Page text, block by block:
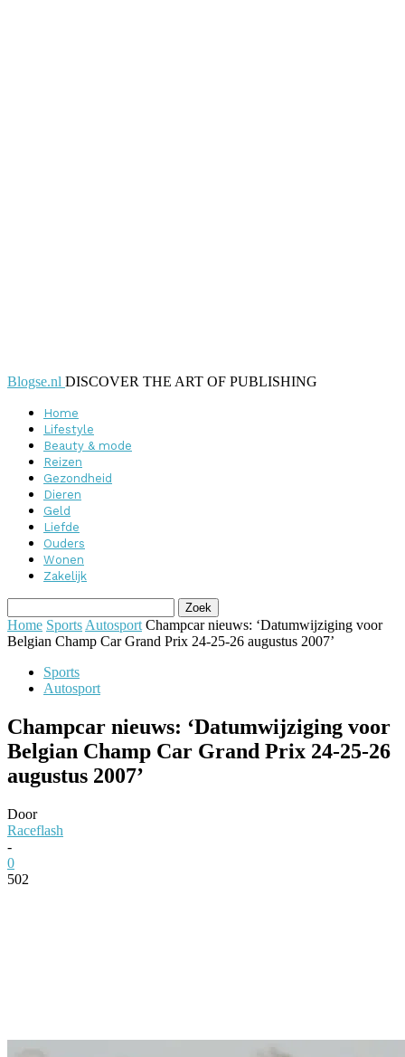
Blogse.nl DISCOVER THE ART OF PUBLISHING
Home
Lifestyle
Beauty & mode
Reizen
Gezondheid
Dieren
Geld
Liefde
Ouders
Wonen
Zakelijk
Home Sports Autosport Champcar nieuws: ‘Datumwijziging voor
Belgian Champ Car Grand Prix 24-25-26 augustus 2007’
Sports
Autosport
Champcar nieuws: ‘Datumwijziging voor
Belgian Champ Car Grand Prix 24-25-26
augustus 2007’
Door
Raceflash
-
0
502